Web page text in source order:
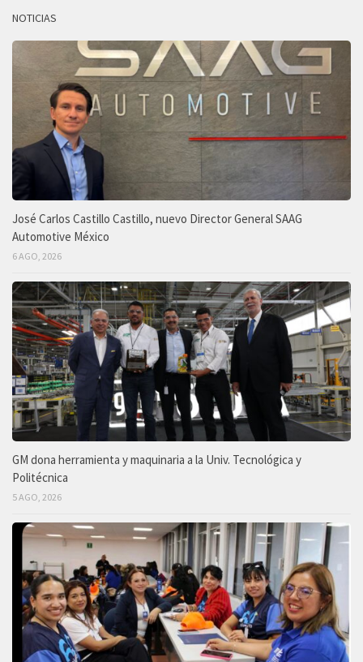
NOTICIAS
José Carlos Castillo Castillo, nuevo Director General SAAG
Automotive México
6 AGO, 2026
GM dona herramienta y maquinaria a la Univ. Tecnológica y
Politécnica
5 AGO, 2026